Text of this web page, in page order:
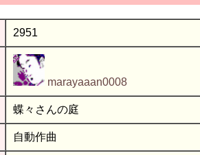
2951
marayaaan0008
蝶々さんの庭
自動作曲